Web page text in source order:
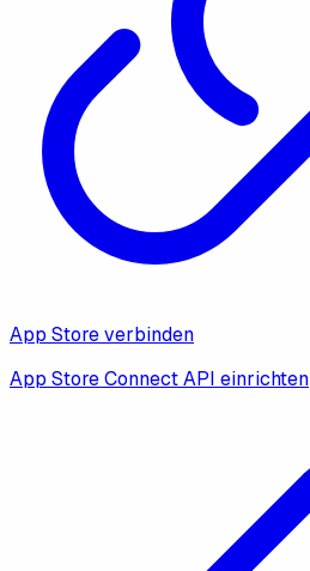
App Store verbinden
App Store Connect API einrichten